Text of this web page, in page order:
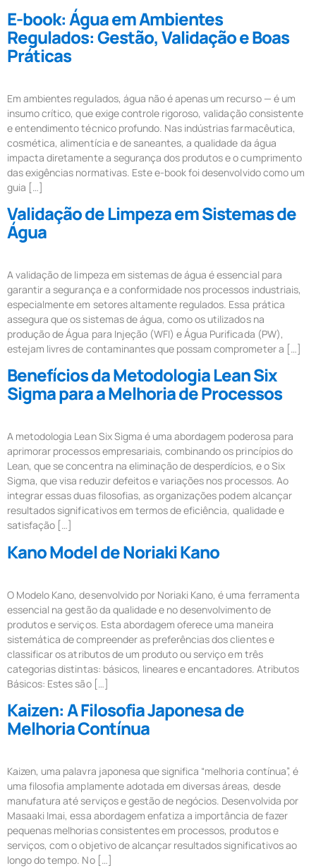
E-book: Água em Ambientes
Regulados: Gestão, Validação e Boas
Práticas
Em ambientes regulados, água não é apenas um recurso — é um
insumo crítico, que exige controle rigoroso, validação consistente
e entendimento técnico profundo. Nas indústrias farmacêutica,
cosmética, alimentícia e de saneantes, a qualidade da água
impacta diretamente a segurança dos produtos e o cumprimento
das exigências normativas. Este e-book foi desenvolvido como um
guia […]
Validação de Limpeza em Sistemas de
Água
A validação de limpeza em sistemas de água é essencial para
garantir a segurança e a conformidade nos processos industriais,
especialmente em setores altamente regulados. Essa prática
assegura que os sistemas de água, como os utilizados na
produção de Água para Injeção (WFI) e Água Purificada (PW),
estejam livres de contaminantes que possam comprometer a […]
Benefícios da Metodologia Lean Six
Sigma para a Melhoria de Processos
A metodologia Lean Six Sigma é uma abordagem poderosa para
aprimorar processos empresariais, combinando os princípios do
Lean, que se concentra na eliminação de desperdícios, e o Six
Sigma, que visa reduzir defeitos e variações nos processos. Ao
integrar essas duas filosofias, as organizações podem alcançar
resultados significativos em termos de eficiência, qualidade e
satisfação […]
Kano Model de Noriaki Kano
O Modelo Kano, desenvolvido por Noriaki Kano, é uma ferramenta
essencial na gestão da qualidade e no desenvolvimento de
produtos e serviços. Esta abordagem oferece uma maneira
sistemática de compreender as preferências dos clientes e
classificar os atributos de um produto ou serviço em três
categorias distintas: básicos, lineares e encantadores. Atributos
Básicos: Estes são […]
Kaizen: A Filosofia Japonesa de
Melhoria Contínua
Kaizen, uma palavra japonesa que significa “melhoria contínua”, é
uma filosofia amplamente adotada em diversas áreas, desde
manufatura até serviços e gestão de negócios. Desenvolvida por
Masaaki Imai, essa abordagem enfatiza a importância de fazer
pequenas melhorias consistentes em processos, produtos e
serviços, com o objetivo de alcançar resultados significativos ao
longo do tempo. No […]